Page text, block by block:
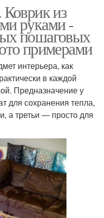
из
руками -
пошаговых
примерами
интерьера, как
в каждой
Предназначение у
для сохранения тепла,
а третьи — просто для